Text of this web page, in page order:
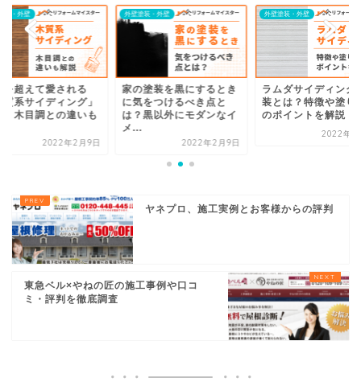
装・外壁
を超えて愛される
質系サイディング」
？木目調との違いも
2022年2月9日
外壁塗装・外壁
家の塗装を黒にするとき
に気をつけるべき点と
は？黒以外にモダンなイ
メ...
2022年2月9日
外壁塗装・外壁
ラムダサイディング
装とは？特徴や塗り
のポイントを解説
2022年2
ヤネプロ、施工実例とお客様からの評判
東急ベル×やねの匠の施工事例や口コ
ミ・評判を徹底調査